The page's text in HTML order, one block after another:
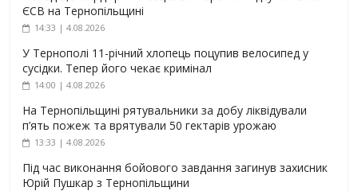
ЄСВ на Тернопільщині
14:33 | 4.08.2026
У Тернополі 11-річний хлопець поцупив велосипед у
сусідки. Тепер його чекає кримінал
14:00 | 4.08.2026
На Тернопільщині рятувальники за добу ліквідували
п’ять пожеж та врятували 50 гектарів урожаю
13:33 | 4.08.2026
Під час виконання бойового завдання загинув захисник
Юрій Пушкар з Тернопільщини